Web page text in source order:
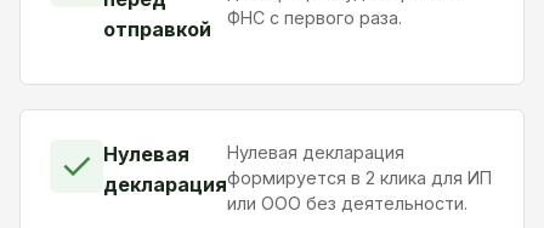
отправкой
ФНС с первого раза.
✓ Нулевая
декларация
Нулевая декларация
формируется в 2 клика для ИП
или ООО без деятельности.